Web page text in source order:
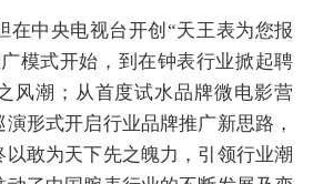
在中央电视台开创“天王表为您报
模式开始，到在钟表行业掀起聘
风潮；从首度试水品牌微电影营
形式开启行业品牌推广新思路，
敢为天下先之魄力，引领行业潮